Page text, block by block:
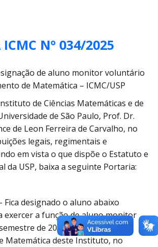
ICMC Nº 034/2025
de aluno monitor voluntário
de Matemática – ICMC/USP
de Ciências Matemáticas e de
de São Paulo, Prof. Dr.
de Leon Ferreira de Carvalho, no
legais, regimentais e
em vista o que dispõe o Estatuto e
da USP, baixa a seguinte Portaria:
designado o aluno abaixo
exercer a função de aluno monitor
de 2025, junto ao
Matemática deste Instituto, no